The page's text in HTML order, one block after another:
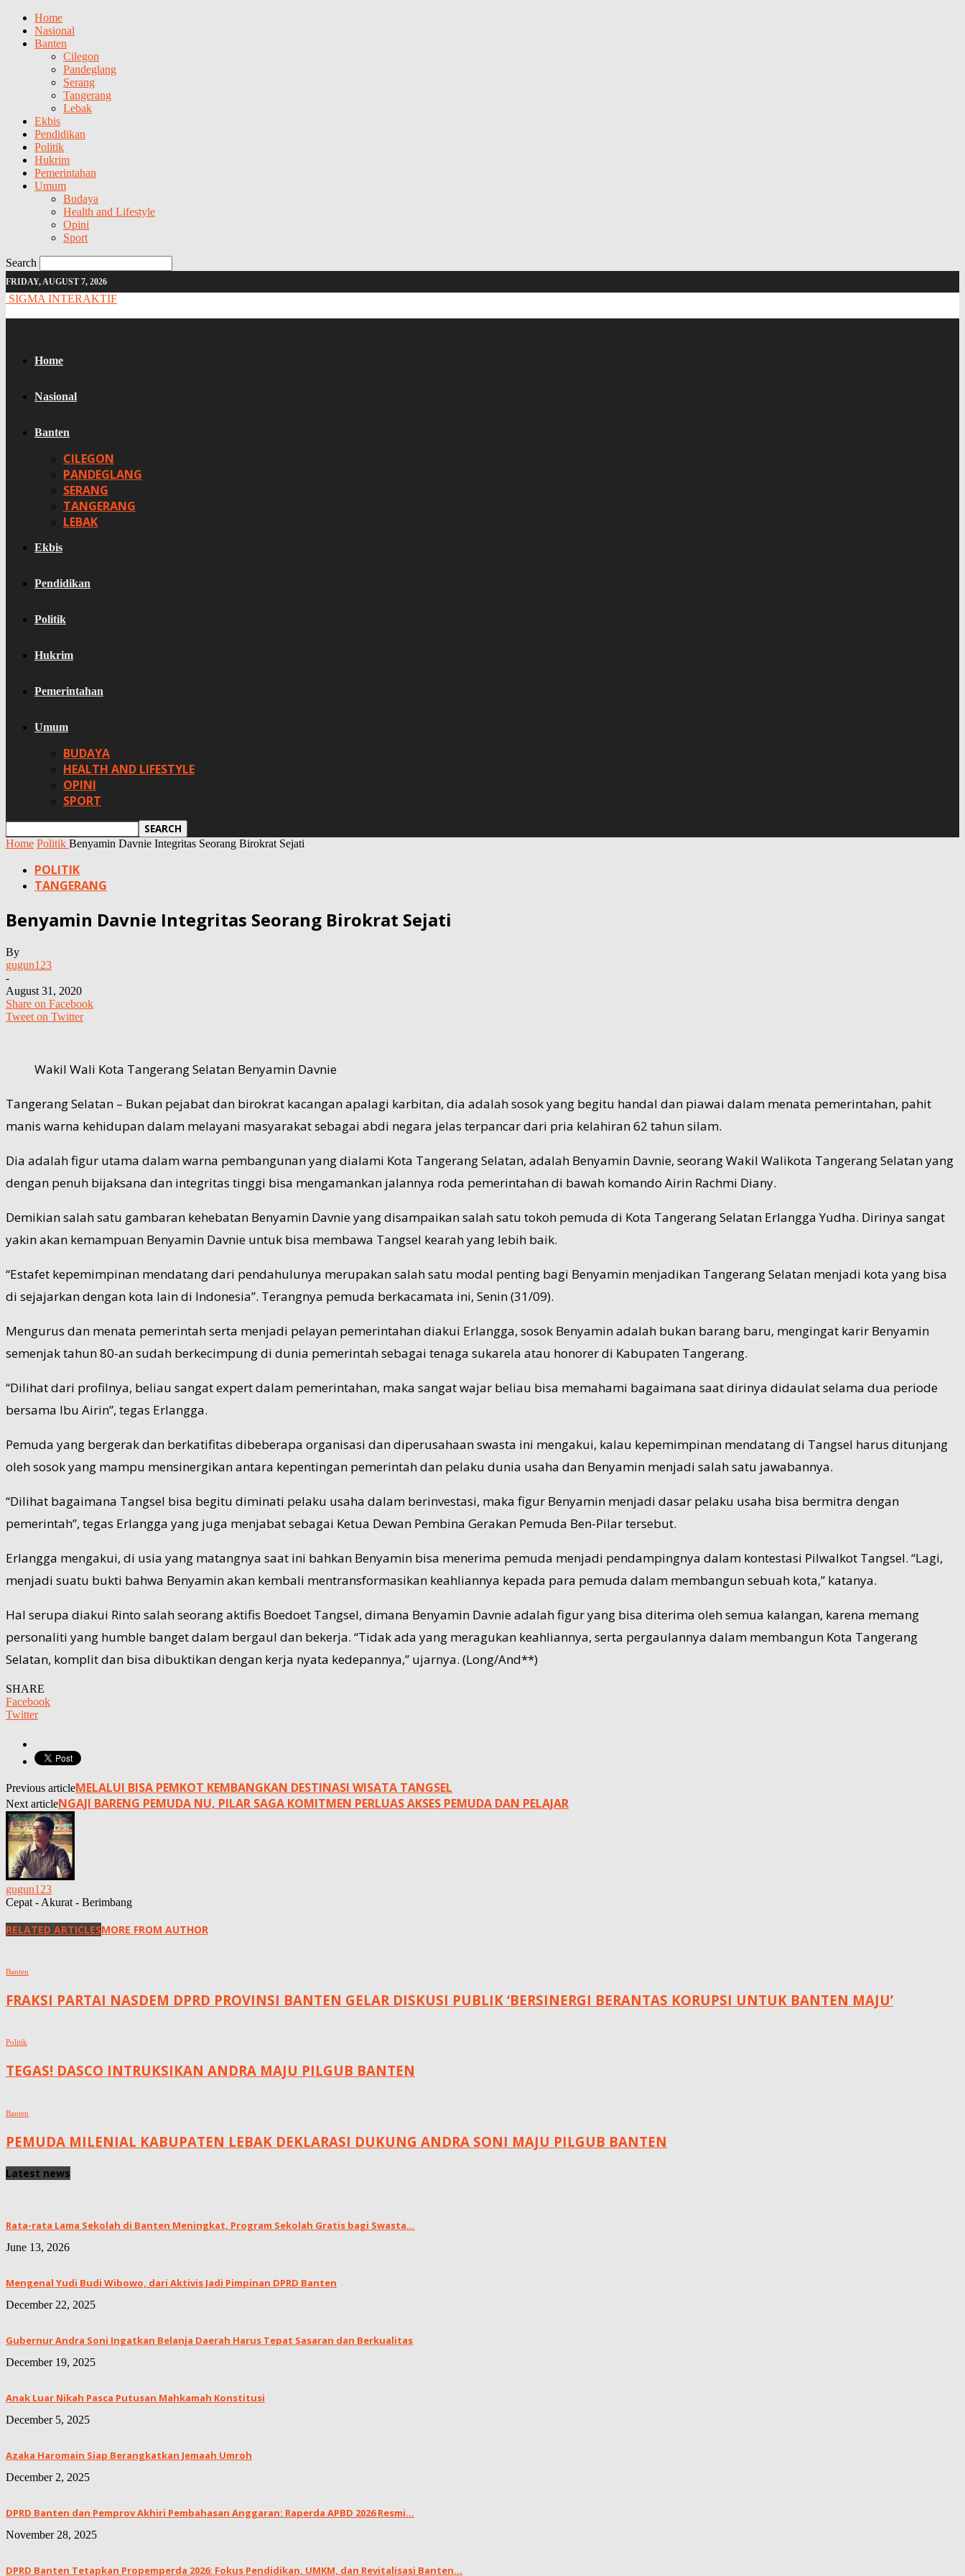
Home
Nasional
Banten
Cilegon
Pandeglang
Serang
Tangerang
Lebak
Ekbis
Pendidikan
Politik
Hukrim
Pemerintahan
Umum
Budaya
Health and Lifestyle
Opini
Sport
Search
FRIDAY, AUGUST 7, 2026
SIGMA INTERAKTIF
Home
Nasional
Banten
CILEGON
PANDEGLANG
SERANG
TANGERANG
LEBAK
Ekbis
Pendidikan
Politik
Hukrim
Pemerintahan
Umum
BUDAYA
HEALTH AND LIFESTYLE
OPINI
SPORT
Home Politik Benyamin Davnie Integritas Seorang Birokrat Sejati
POLITIK
TANGERANG
Benyamin Davnie Integritas Seorang Birokrat Sejati
By
gugun123
-
August 31, 2020
Share on Facebook
Tweet on Twitter
Wakil Wali Kota Tangerang Selatan Benyamin Davnie
Tangerang Selatan – Bukan pejabat dan birokrat kacangan apalagi karbitan, dia adalah sosok yang begitu handal dan piawai dalam menata pemerintahan, pahit
manis warna kehidupan dalam melayani masyarakat sebagai abdi negara jelas terpancar dari pria kelahiran 62 tahun silam.
Dia adalah figur utama dalam warna pembangunan yang dialami Kota Tangerang Selatan, adalah Benyamin Davnie, seorang Wakil Walikota Tangerang Selatan yang
dengan penuh bijaksana dan integritas tinggi bisa mengamankan jalannya roda pemerintahan di bawah komando Airin Rachmi Diany.
Demikian salah satu gambaran kehebatan Benyamin Davnie yang disampaikan salah satu tokoh pemuda di Kota Tangerang Selatan Erlangga Yudha. Dirinya sangat
yakin akan kemampuan Benyamin Davnie untuk bisa membawa Tangsel kearah yang lebih baik.
“Estafet kepemimpinan mendatang dari pendahulunya merupakan salah satu modal penting bagi Benyamin menjadikan Tangerang Selatan menjadi kota yang bisa
di sejajarkan dengan kota lain di Indonesia”. Terangnya pemuda berkacamata ini, Senin (31/09).
Mengurus dan menata pemerintah serta menjadi pelayan pemerintahan diakui Erlangga, sosok Benyamin adalah bukan barang baru, mengingat karir Benyamin
semenjak tahun 80-an sudah berkecimpung di dunia pemerintah sebagai tenaga sukarela atau honorer di Kabupaten Tangerang.
“Dilihat dari profilnya, beliau sangat expert dalam pemerintahan, maka sangat wajar beliau bisa memahami bagaimana saat dirinya didaulat selama dua periode
bersama Ibu Airin”, tegas Erlangga.
Pemuda yang bergerak dan berkatifitas dibeberapa organisasi dan diperusahaan swasta ini mengakui, kalau kepemimpinan mendatang di Tangsel harus ditunjang
oleh sosok yang mampu mensinergikan antara kepentingan pemerintah dan pelaku dunia usaha dan Benyamin menjadi salah satu jawabannya.
“Dilihat bagaimana Tangsel bisa begitu diminati pelaku usaha dalam berinvestasi, maka figur Benyamin menjadi dasar pelaku usaha bisa bermitra dengan
pemerintah”, tegas Erlangga yang juga menjabat sebagai Ketua Dewan Pembina Gerakan Pemuda Ben-Pilar tersebut.
Erlangga mengakui, di usia yang matangnya saat ini bahkan Benyamin bisa menerima pemuda menjadi pendampingnya dalam kontestasi Pilwalkot Tangsel. “Lagi,
menjadi suatu bukti bahwa Benyamin akan kembali mentransformasikan keahliannya kepada para pemuda dalam membangun sebuah kota,” katanya.
Hal serupa diakui Rinto salah seorang aktifis Boedoet Tangsel, dimana Benyamin Davnie adalah figur yang bisa diterima oleh semua kalangan, karena memang
personaliti yang humble banget dalam bergaul dan bekerja. “Tidak ada yang meragukan keahliannya, serta pergaulannya dalam membangun Kota Tangerang
Selatan, komplit dan bisa dibuktikan dengan kerja nyata kedepannya,” ujarnya. (Long/And**)
SHARE
Facebook
Twitter
Previous articleMELALUI BISA PEMKOT KEMBANGKAN DESTINASI WISATA TANGSEL
Next articleNGAJI BARENG PEMUDA NU, PILAR SAGA KOMITMEN PERLUAS AKSES PEMUDA DAN PELAJAR
gugun123
Cepat - Akurat - Berimbang
RELATED ARTICLESMORE FROM AUTHOR
Banten
FRAKSI PARTAI NASDEM DPRD PROVINSI BANTEN GELAR DISKUSI PUBLIK ‘BERSINERGI BERANTAS KORUPSI UNTUK BANTEN MAJU’
Politik
TEGAS! DASCO INTRUKSIKAN ANDRA MAJU PILGUB BANTEN
Banten
PEMUDA MILENIAL KABUPATEN LEBAK DEKLARASI DUKUNG ANDRA SONI MAJU PILGUB BANTEN
Latest news
Rata-rata Lama Sekolah di Banten Meningkat, ‎Program Sekolah Gratis bagi Swasta...
June 13, 2026
Mengenal Yudi Budi Wibowo, dari Aktivis Jadi Pimpinan DPRD Banten
December 22, 2025
Gubernur Andra Soni Ingatkan Belanja Daerah Harus Tepat Sasaran dan Berkualitas
December 19, 2025
Anak Luar Nikah Pasca Putusan Mahkamah Konstitusi
December 5, 2025
Azaka Haromain Siap Berangkatkan Jemaah Umroh
December 2, 2025
DPRD Banten dan Pemprov Akhiri Pembahasan Anggaran: Raperda APBD 2026 Resmi...
November 28, 2025
DPRD Banten Tetapkan Propemperda 2026: Fokus Pendidikan, UMKM, dan Revitalisasi Banten...